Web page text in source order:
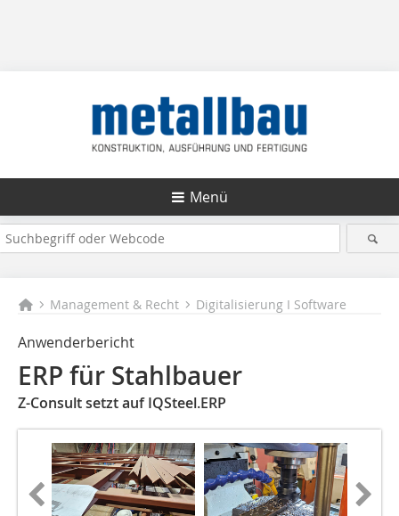
Menü
Management & Recht Digitalisierung I Software
Anwenderbericht
ERP für Stahlbauer
Z-Consult setzt auf IQSteel.ERP